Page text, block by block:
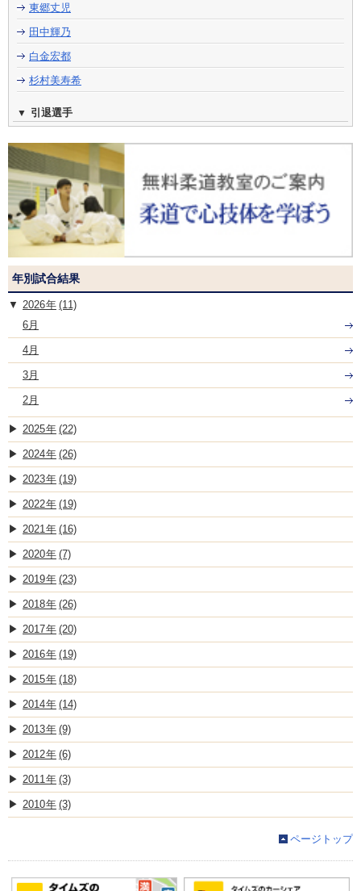
東郷丈児
田中輝乃
白金宏都
杉村美寿希
引退選手
年別試合結果
2026
(11)
6月
4月
3月
2月
2025 (22)
2024 (26)
2023 (19)
2022 (19)
2021 (16)
2020 (7)
2019 (23)
2018 (26)
2017 (20)
2016 (19)
2015 (18)
2014 (14)
2013 (9)
2012 (6)
2011 (3)
2010 (3)
ページトップ